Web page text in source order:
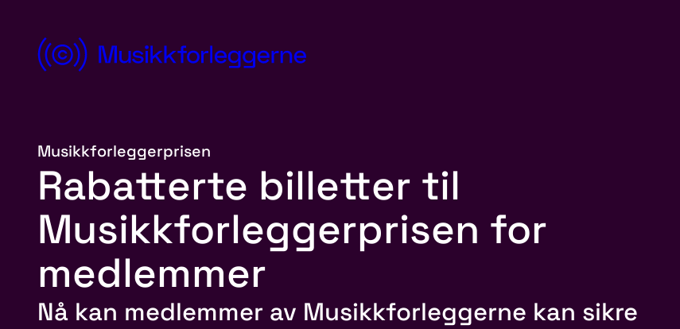
innholdNorsk
Musikkforleggerprisen
Rabatterte billetter til
Musikkforleggerprisen for
medlemmer
Nå kan medlemmer av Musikkforleggerne kan sikre